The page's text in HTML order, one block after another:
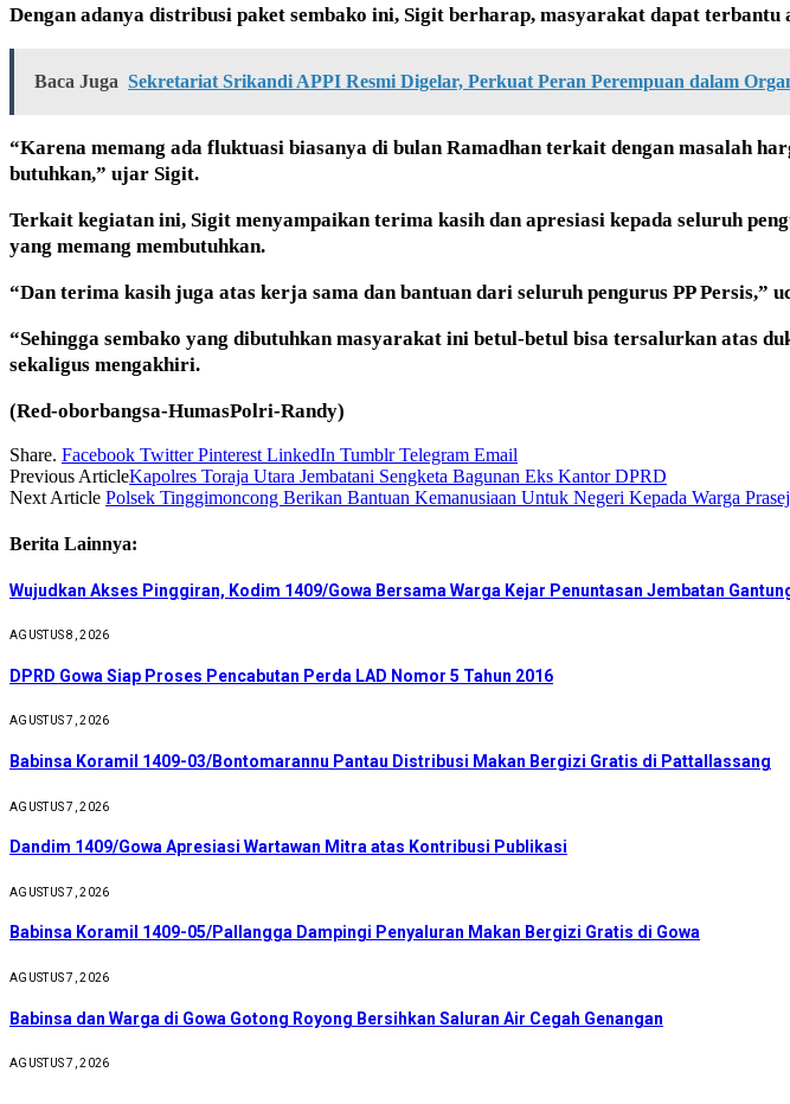
Dengan adanya distribusi paket sembako ini, Sigit berharap, masyarakat dapat
Baca Juga Sekretariat Srikandi APPI Resmi Digelar, Perkuat Peran Perempuan dalam
“Karena memang ada fluktuasi biasanya di bulan Ramadhan terkait dengan masalah
butuhkan,” ujar Sigit.
Terkait kegiatan ini, Sigit menyampaikan terima kasih dan apresiasi kepada seluruh
yang memang membutuhkan.
“Dan terima kasih juga atas kerja sama dan bantuan dari seluruh pengurus PP Persis,”
“Sehingga sembako yang dibutuhkan masyarakat ini betul-betul bisa tersalurkan atas
sekaligus mengakhiri.
(Red-oborbangsa-HumasPolri-Randy)
Share. Facebook Twitter Pinterest LinkedIn Tumblr Telegram Email
Previous ArticleKapolres Toraja Utara Jembatani Sengketa Bagunan Eks Kantor DPRD
Next Article Polsek Tinggimoncong Berikan Bantuan Kemanusiaan Untuk Negeri Kepada Warga
Berita Lainnya:
Wujudkan Akses Pinggiran, Kodim 1409/Gowa Bersama Warga Kejar Penuntasan Jembatan
AGUSTUS 8, 2026
DPRD Gowa Siap Proses Pencabutan Perda LAD Nomor 5 Tahun 2016
AGUSTUS 7, 2026
Babinsa Koramil 1409-03/Bontomarannu Pantau Distribusi Makan Bergizi Gratis di Pattallassang
AGUSTUS 7, 2026
Dandim 1409/Gowa Apresiasi Wartawan Mitra atas Kontribusi Publikasi
AGUSTUS 7, 2026
Babinsa Koramil 1409-05/Pallangga Dampingi Penyaluran Makan Bergizi Gratis di Gowa
AGUSTUS 7, 2026
Babinsa dan Warga di Gowa Gotong Royong Bersihkan Saluran Air Cegah Genangan
AGUSTUS 7, 2026